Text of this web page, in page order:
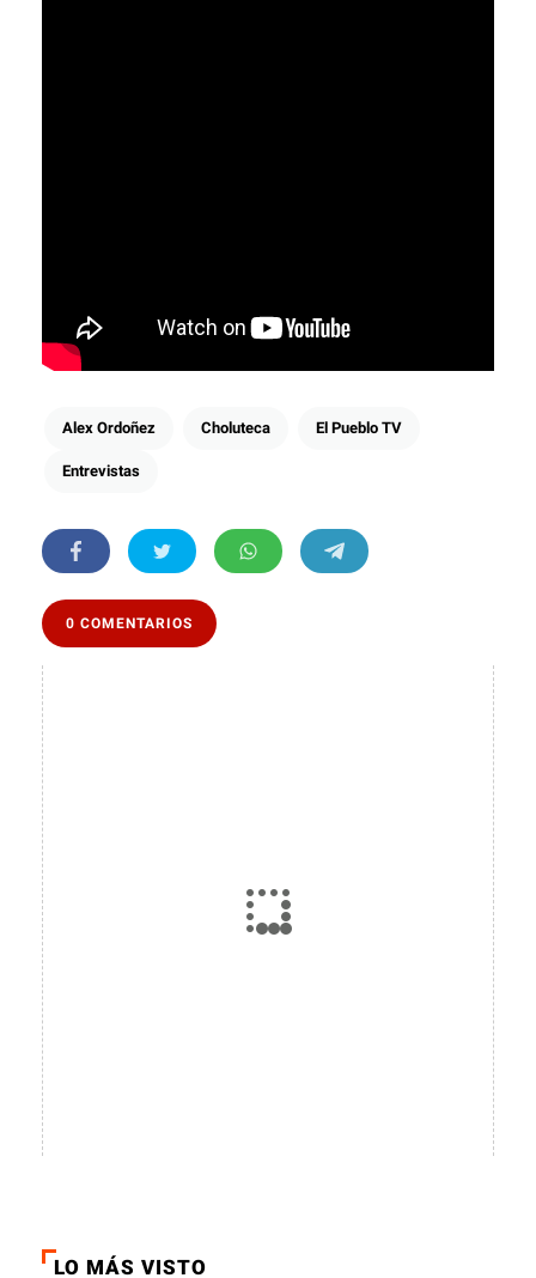
Alex Ordoñez Choluteca El Pueblo TV
Entrevistas
0 COMENTARIOS
LO MÁS VISTO